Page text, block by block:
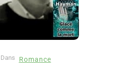
Dans Romance